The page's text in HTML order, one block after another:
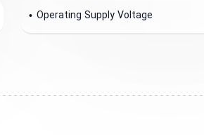
Operating Supply Voltage